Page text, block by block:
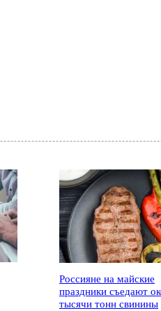
Россияне на майские
праздники съедают
тысячи тонн свинины